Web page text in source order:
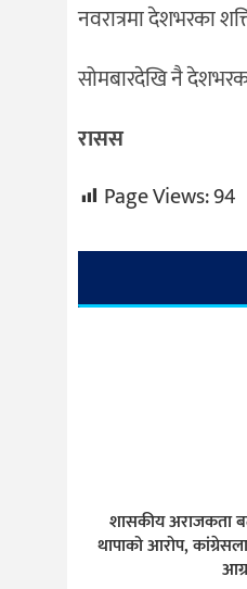
नवरात्रमा देशभरका
सोमबारदेखि नै
रासस
Page Views:94
शासकीय अराजकता
थापाको आरोप,